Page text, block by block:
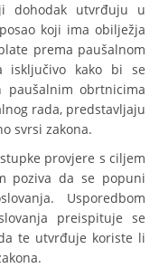
dohodak utvrđuju u
koji ima obilježja
prema paušalnom
isključivo kako bi se
paušalnim obrtnicima
rada, predstavljaju
svrsi zakona.
provjere s ciljem
poziva da se popuni
Usporedbom
preispituje se
te utvrđuje koriste li